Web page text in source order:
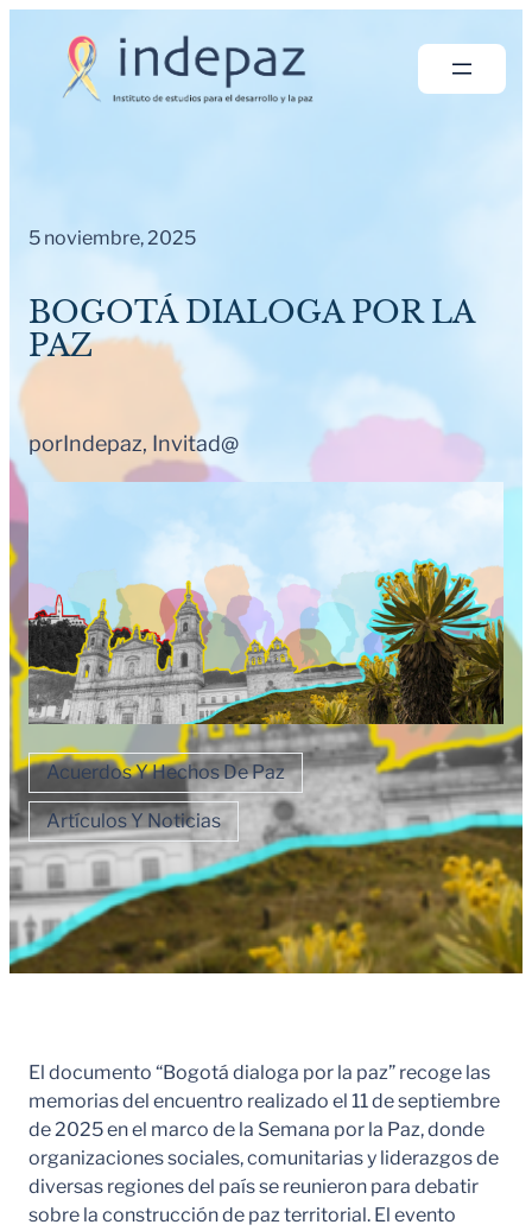
5 noviembre, 2025
BOGOTÁ DIALOGA POR LA
PAZ
porIndepaz, Invitad@
Acuerdos Y Hechos De Paz
Artículos Y Noticias
El documento “Bogotá dialoga por la paz” recoge las
memorias del encuentro realizado el 11 de septiembre
de 2025 en el marco de la Semana por la Paz, donde
organizaciones sociales, comunitarias y liderazgos de
diversas regiones del país se reunieron para debatir
sobre la construcción de paz territorial. El evento